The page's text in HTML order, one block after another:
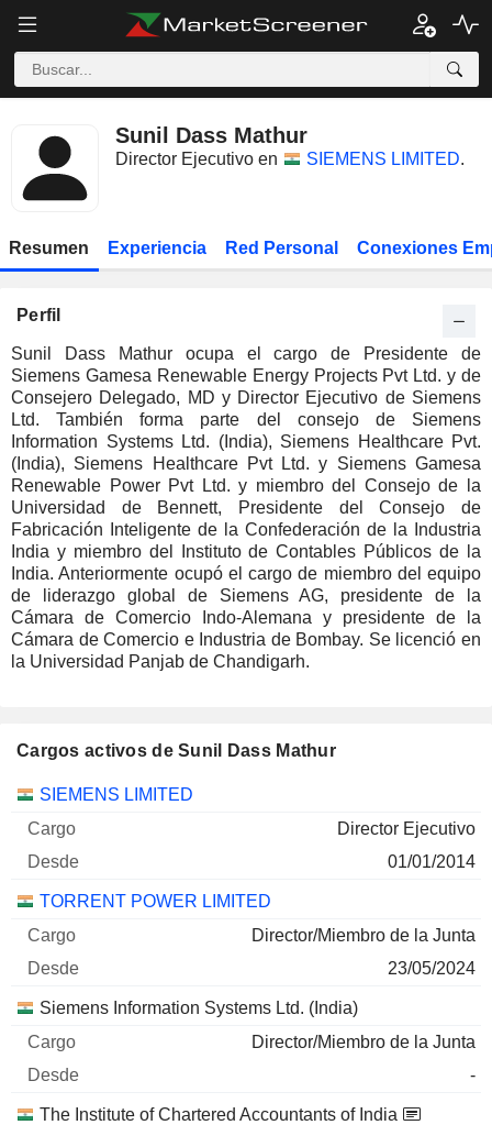
Sunil Dass Mathur
Director Ejecutivo en SIEMENS LIMITED.
Resumen Experiencia Red Personal Conexiones
Perfil
Sunil Dass Mathur ocupa el cargo de Presidente de
Siemens Gamesa Renewable Energy Projects Pvt Ltd. y de
Consejero Delegado, MD y Director Ejecutivo de Siemens
Ltd. También forma parte del consejo de Siemens
Information Systems Ltd. (India), Siemens Healthcare Pvt.
(India), Siemens Healthcare Pvt Ltd. y Siemens Gamesa
Renewable Power Pvt Ltd. y miembro del Consejo de la
Universidad de Bennett, Presidente del Consejo de
Fabricación Inteligente de la Confederación de la Industria
India y miembro del Instituto de Contables Públicos de la
India. Anteriormente ocupó el cargo de miembro del equipo
de liderazgo global de Siemens AG, presidente de la
Cámara de Comercio Indo-Alemana y presidente de la
Cámara de Comercio e Industria de Bombay. Se licenció en
la Universidad Panjab de Chandigarh.
Cargos activos de Sunil Dass Mathur
Empresas Cargo Inicio
SIEMENS LIMITED
Director Ejecutivo
01/01/2014
TORRENT POWER LIMITED
Director/Miembro de la Junta
23/05/2024
Siemens Information Systems Ltd. (India)
Director/Miembro de la Junta
-
The Institute of Chartered Accountants of India